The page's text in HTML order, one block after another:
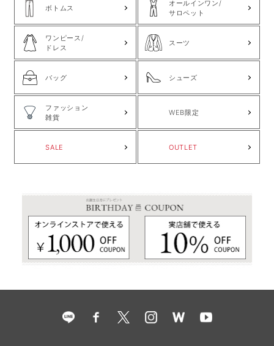
ボトムス
オールインワン/
サロペット
ワンピース/
ドレス
スーツ
バッグ シューズ
ファッション
雑貨
WEB限定
SALE OUTLET